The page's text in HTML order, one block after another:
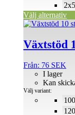
Välj alternativ
på
produktsidan
Växtstöd
Från: 76 SEK
I lager
Kan
Välj variant:
Den
produkten
har
varianter.
olika
alternativen